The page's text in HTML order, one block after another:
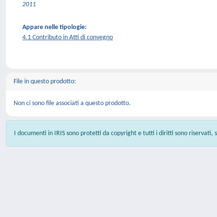
2011
Appare nelle tipologie:
4.1 Contributo in Atti di convegno
File in questo prodotto:
Non ci sono file associati a questo prodotto.
I documenti in IRIS sono protetti da copyright e tutti i diritti sono riservati,